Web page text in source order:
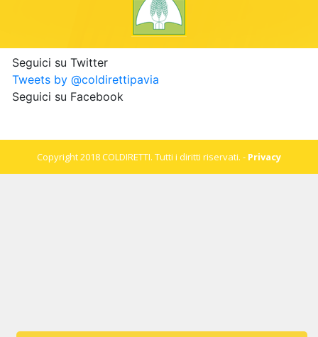
Seguici su Twitter
Tweets by @coldirettipavia
Seguici su Facebook
Copyright 2018 COLDIRETTI. Tutti i diritti riservati. - Privacy